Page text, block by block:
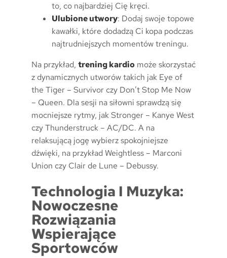
to, co najbardziej Cię kręci.
Ulubione utwory: Dodaj swoje topowe
kawałki, które dodadzą Ci kopa podczas
najtrudniejszych momentów treningu.
Na przykład, trening kardio może skorzystać
z dynamicznych utworów takich jak Eye of
the Tiger – Survivor czy Don’t Stop Me Now
– Queen. Dla sesji na siłowni sprawdzą się
mocniejsze rytmy, jak Stronger – Kanye West
czy Thunderstruck – AC/DC. A na
relaksującą jogę wybierz spokojniejsze
dźwięki, na przykład Weightless – Marconi
Union czy Clair de Lune – Debussy.
Technologia I Muzyka:
Nowoczesne
Rozwiązania
Wspierające
Sportowców